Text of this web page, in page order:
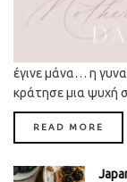
έγινε μάνα… η
κράτησε μια ψυχή
READ MORE